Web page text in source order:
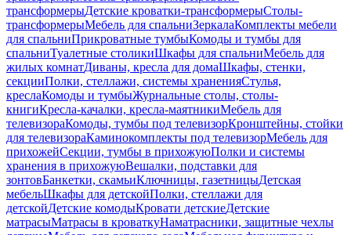
трансформерыДетские кроватки-трансформерыСтолы-
трансформерыМебель для спальниЗеркалаКомплекты мебели
для спальниПрикроватные тумбыКомоды и тумбы для
спальниТуалетные столикиШкафы для спальниМебель для
жилых комнатДиваны, кресла для домаШкафы, стенки,
секцииПолки, стеллажи, системы храненияСтулья,
креслаКомоды и тумбыЖурнальные столы, столы-
книгиКресла-качалки, кресла-маятникиМебель для
телевизораКомоды, тумбы под телевизорКронштейны, стойки
для телевизораКаминокомплекты под телевизорМебель для
прихожейСекции, тумбы в прихожуюПолки и системы
хранения в прихожуюВешалки, подставки для
зонтовБанкетки, скамьиКлючницы, газетницыДетская
мебельШкафы для детскойПолки, стеллажи для
детскойДетские комодыКровати детскиеДетские
матрасыМатрасы в кроваткуНаматрасники, защитные чехлы